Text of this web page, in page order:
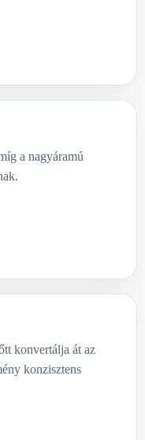
a nagyáramú
konvertálja át az
konzisztens